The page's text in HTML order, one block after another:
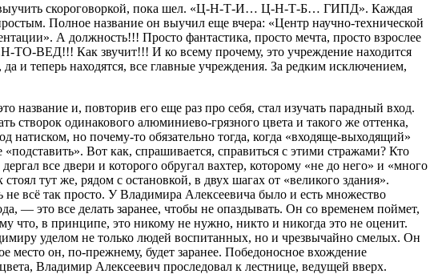
выучить скороговоркой, пока шел. «Ц-Н-Т-И… Ц-Н-Т-Б… ГИПД». Каждая
Полное название он выучил еще вчера: «Центр научно-технической
А должность!!! Просто фантастика, просто мечта, просто взрослее
ВЕД!!! Как звучит!!! И ко всему прочему, это учреждение находится
и теперь находятся, все главные учреждения. За редким исключением,
название и, повторив его еще раз про себя, стал изучать парадный вход.
створок одинакового алюминиево-грязного цвета и такого же оттенка,
натиском, но почему-то обязательно тогда, когда «входяще-выходящий»
Вот как, спрашивается, справиться с этими стражами? Кто
все двери и которого обругал вахтер, которому «не до него» и «много
тут же, рядом с остановкой, в двух шагах от «великого здания».
всё так просто. У Владимира Алексеевича было и есть множество
— это все делать заранее, чтобы не опаздывать. Он со временем поймет,
что, в принципе, это никому не нужно, никто и никогда это не оценит.
уделом не только людей воспитанных, но и чрезвычайно смелых. Он
место он, по-прежнему, будет заранее. Победоносное вхождение
Владимир Алексеевич проследовал к лестнице, ведущей вверх.